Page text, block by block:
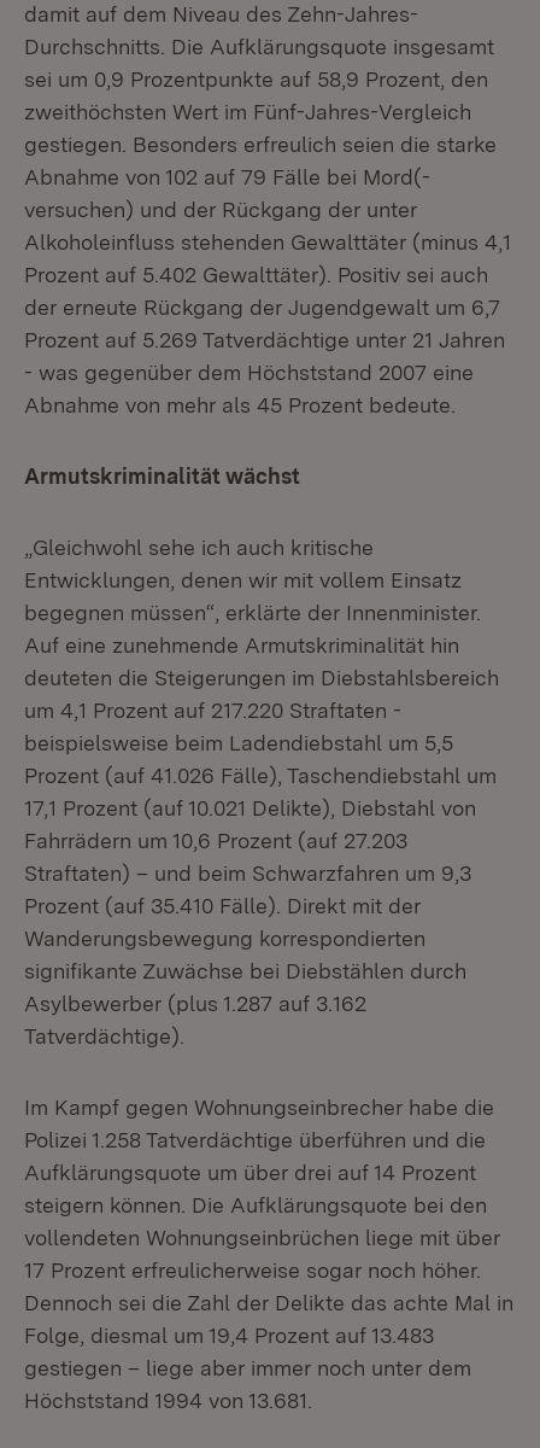
damit auf dem Niveau des Zehn-Jahres-
Durchschnitts. Die Aufklärungsquote insgesamt
sei um 0,9 Prozentpunkte auf 58,9 Prozent, den
zweithöchsten Wert im Fünf-Jahres-Vergleich
gestiegen. Besonders erfreulich seien die starke
Abnahme von 102 auf 79 Fälle bei Mord(-
versuchen) und der Rückgang der unter
Alkoholeinfluss stehenden Gewalttäter (minus 4,1
Prozent auf 5.402 Gewalttäter). Positiv sei auch
der erneute Rückgang der Jugendgewalt um 6,7
Prozent auf 5.269 Tatverdächtige unter 21 Jahren
- was gegenüber dem Höchststand 2007 eine
Abnahme von mehr als 45 Prozent bedeute.
Armutskriminalität wächst
„Gleichwohl sehe ich auch kritische
Entwicklungen, denen wir mit vollem Einsatz
begegnen müssen“, erklärte der Innenminister.
Auf eine zunehmende Armutskriminalität hin
deuteten die Steigerungen im Diebstahlsbereich
um 4,1 Prozent auf 217.220 Straftaten -
beispielsweise beim Ladendiebstahl um 5,5
Prozent (auf 41.026 Fälle), Taschendiebstahl um
17,1 Prozent (auf 10.021 Delikte), Diebstahl von
Fahrrädern um 10,6 Prozent (auf 27.203
Straftaten) – und beim Schwarzfahren um 9,3
Prozent (auf 35.410 Fälle). Direkt mit der
Wanderungsbewegung korrespondierten
signifikante Zuwächse bei Diebstählen durch
Asylbewerber (plus 1.287 auf 3.162
Tatverdächtige).
Im Kampf gegen Wohnungseinbrecher habe die
Polizei 1.258 Tatverdächtige überführen und die
Aufklärungsquote um über drei auf 14 Prozent
steigern können. Die Aufklärungsquote bei den
vollendeten Wohnungseinbrüchen liege mit über
17 Prozent erfreulicherweise sogar noch höher.
Dennoch sei die Zahl der Delikte das achte Mal in
Folge, diesmal um 19,4 Prozent auf 13.483
gestiegen – liege aber immer noch unter dem
Höchststand 1994 von 13.681.